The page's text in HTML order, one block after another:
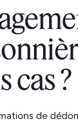
cas ?
de